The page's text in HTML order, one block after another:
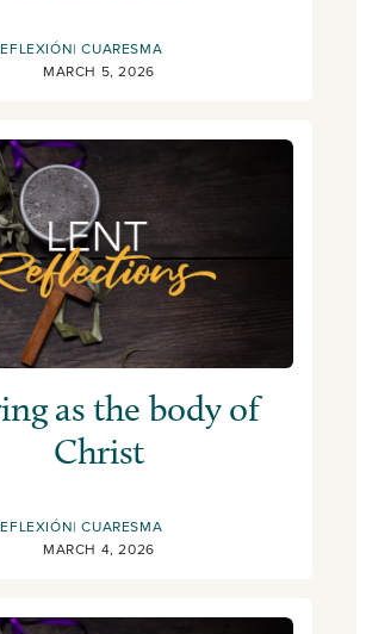
CUARESMA
MARCH 5, 2026
as the body of
Christ
CUARESMA
MARCH 4, 2026